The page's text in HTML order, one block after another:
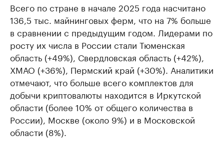
Всего по стране в начале 2025 года насчитано
136,5 тыс. майнинговых ферм, что на 7% больше
в сравнении с предыдущим годом. Лидерами по
росту их числа в России стали Тюменская
область (+49%), Свердловская область (+42%),
ХМАО (+36%), Пермский край (+30%). Аналитики
отмечают, что больше всего комплектов для
добычи криптовалюты находится в Иркутской
области (более 10% от общего количества в
России), Москве (около 9%) и в Московской
области (8%).